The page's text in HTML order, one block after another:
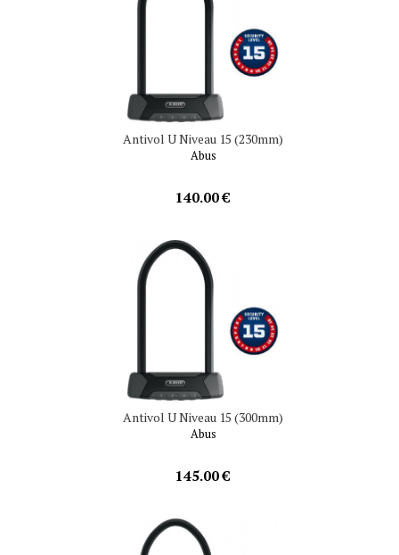
Antivol U Niveau 15 (230mm)
Abus
140.00 €
Antivol U Niveau 15 (300mm)
Abus
145.00 €